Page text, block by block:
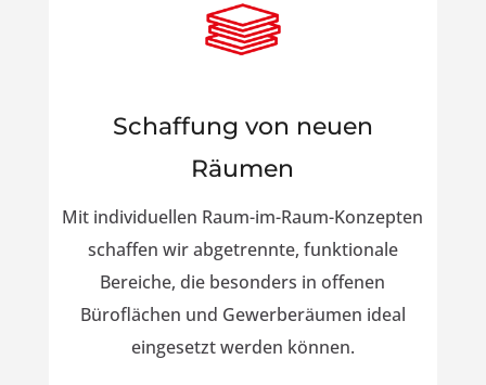
Schaffung von neuen
Räumen
Mit individuellen Raum-im-Raum-Konzepten
schaffen wir abgetrennte, funktionale
Bereiche, die besonders in offenen
Büroflächen und Gewerberäumen ideal
eingesetzt werden können.